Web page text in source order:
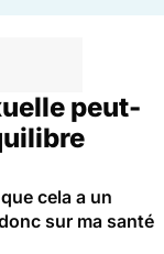
peut-
cela a un
sur ma santé